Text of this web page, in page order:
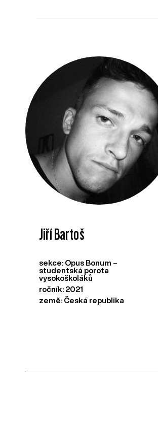
Jiří Bartoš
sekce: Opus Bonum –
studentská porota
vysokoškoláků
ročník: 2021
země: Česká republika